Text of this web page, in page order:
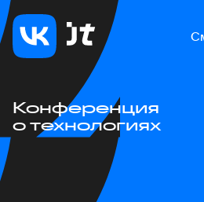
Конференция
о технологиях